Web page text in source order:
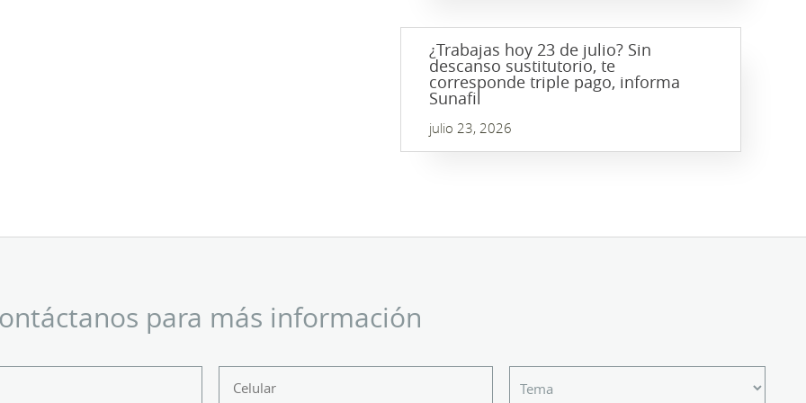
¿Trabajas hoy 23 de julio? Sin
descanso sustitutorio, te
corresponde triple pago, informa
Sunafil
julio 23, 2026
para más información